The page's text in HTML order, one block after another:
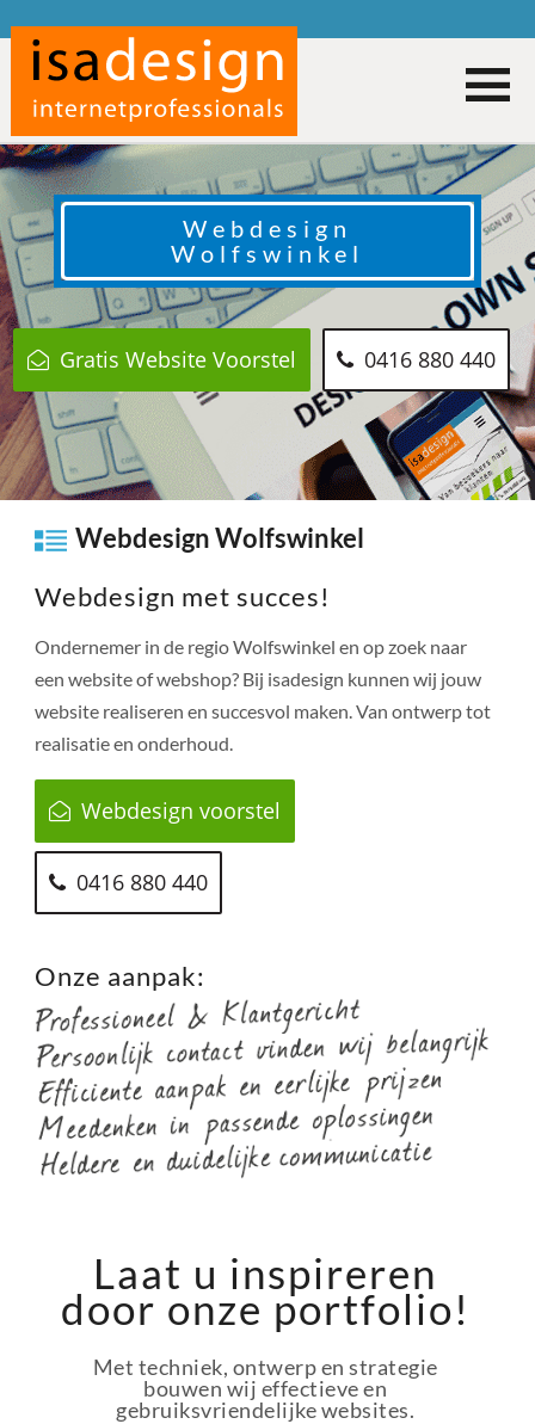
Webdesign
Wolfswinkel
Gratis Website Voorstel 0416 880 440
Webdesign Wolfswinkel
Webdesign met succes!
Ondernemer in de regioWolfswinkel en op zoek naar
een website of webshop? Bij isadesign kunnen wij jouw
website realiseren en succesvol maken. Van ontwerp tot
realisatie en onderhoud.
Webdesign voorstel
0416 880 440
Onze aanpak:
Laat u inspireren
door onze portfolio!
Met techniek, ontwerp en strategie
bouwen wij effectieve en
gebruiksvriendelijke websites.